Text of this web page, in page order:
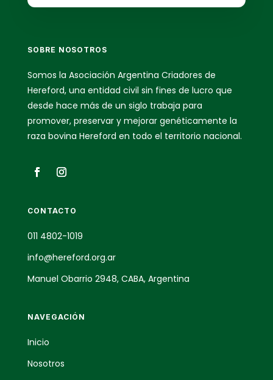
SOBRE NOSOTROS
Somos la Asociación Argentina Criadores de
Hereford, una entidad civil sin fines de lucro que
desde hace más de un siglo trabaja para
promover, preservar y mejorar genéticamente la
raza bovina Hereford en todo el territorio nacional.
CONTACTO
011 4802-1019
info@hereford.org.ar
Manuel Obarrio 2948, CABA, Argentina
NAVEGACIÓN
Inicio
Nosotros